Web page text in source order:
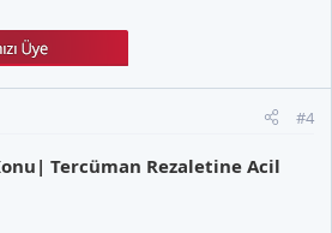
#4
Tercüman Rezaletine Acil